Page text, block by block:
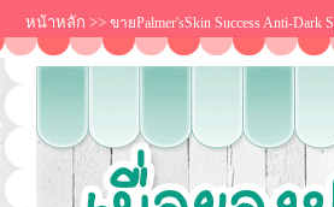
หน้าหลัก >> ขายPalmer'sSkin Success Anti-